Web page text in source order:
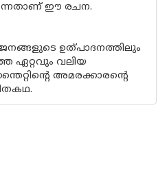
ഈ രചന.
ഉത്പാദനത്തിലും
ഏറ്റവും വലിയ
അമരക്കാരന്റെ